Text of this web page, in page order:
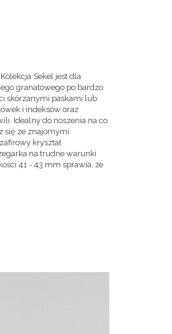
Sekel jest dla
granatowego po bardzo
skórzanymi paskami lub
i indeksów oraz
Idealny do noszenia na co
się ze znajomymi
kryształ
na trudne warunki
41 - 43 mm sprawia, że